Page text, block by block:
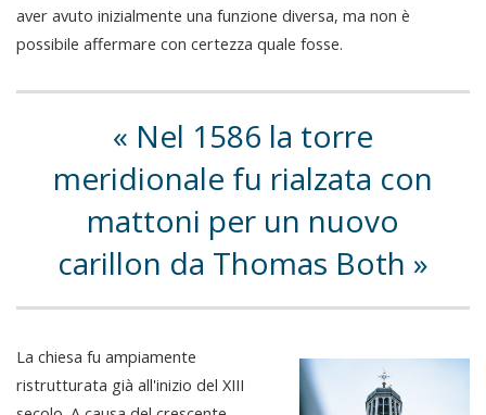
aver avuto inizialmente una funzione diversa, ma non è
possibile affermare con certezza quale fosse.
Nel 1586 la torre
meridionale fu rialzata con
mattoni per un nuovo
carillon da Thomas Both
La chiesa fu ampiamente
ristrutturata già all'inizio del XIII